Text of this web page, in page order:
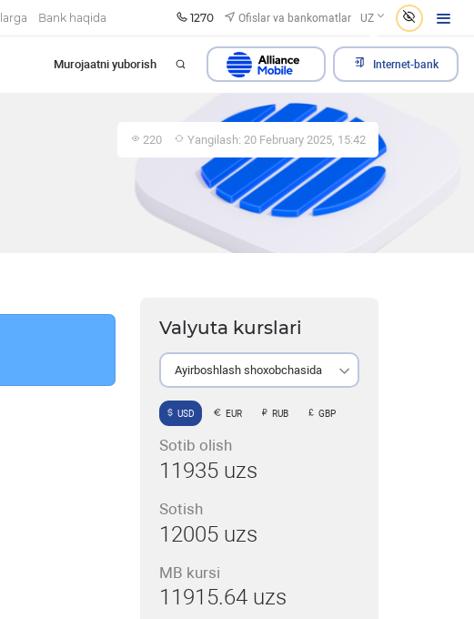
Bank haqida 1270 Ofislar va bankomatlar UZ
Murojaatni yuborish Internet-bank
220 Yangilash: 20 February 2025, 15:42
Valyuta kurslari
Ayirboshlash shoxobchasida
USD EUR RUB GBP
Sotib olish
11935 uzs
Sotish
12005 uzs
MB kursi
11915.64 uzs